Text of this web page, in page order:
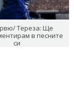
Тереза: Ще
в песните
си